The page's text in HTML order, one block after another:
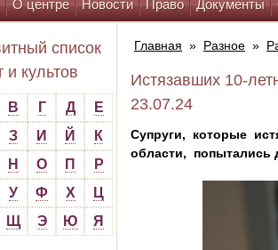
О центре Новости Право Документы
список
и культов
В Г Д
Е
З И Й
К
Н О П
Р
У Ф Х
Ц
Щ Э Ю Я
Главная » Разное »
Истязавших 10-
23.07.24
Супруги, которые
области, попытались